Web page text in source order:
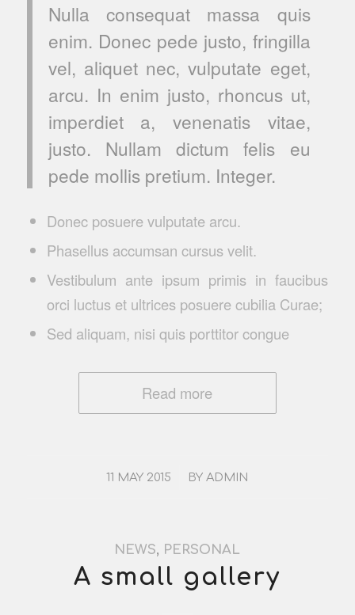
Nulla consequat massa quis
enim. Donec pede justo, fringilla
vel, aliquet nec, vulputate eget,
arcu. In enim justo, rhoncus ut,
imperdiet a, venenatis vitae,
justo. Nullam dictum felis eu
pede mollis pretium. Integer.
Donec posuere vulputate arcu.
Phasellus accumsan cursus velit.
Vestibulum ante ipsum primis in faucibus
orci luctus et ultrices posuere cubilia Curae;
Sed aliquam, nisi quis porttitor congue
Read more
11 MAY 2015
/ BYADMIN
NEWS, PERSONAL
A small gallery